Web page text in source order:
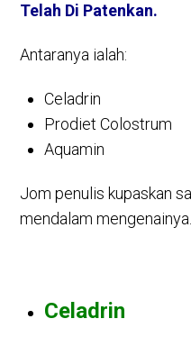
Telah Di Patenkan.
Antaranya ialah:
Celadrin
Prodiet Colostrum
Aquamin
Jom penulis kupaskan
mendalam mengenainya.
Celadrin